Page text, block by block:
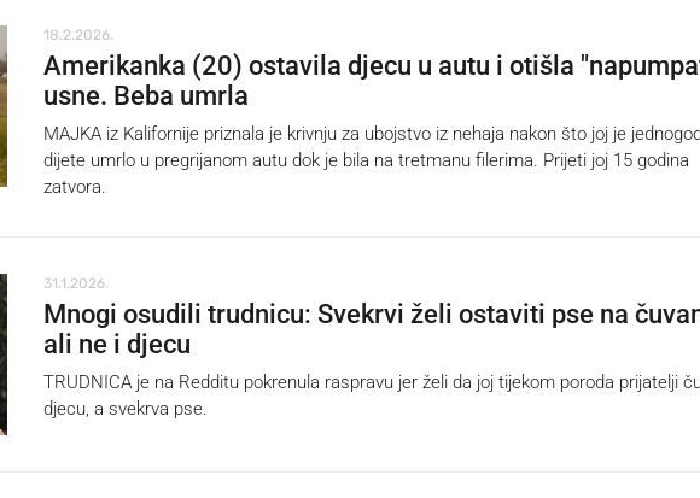
18.2.2026.
Amerikanka (20) ostavila djecu u autu i otišla
usne. Beba umrla
MAJKA iz Kalifornije priznala je krivnju za ubojstvo iz nehaja nakon što joj je
dijete umrlo u pregrijanom autu dok je bila na tretmanu filerima. Prijeti joj 15 godina
zatvora.
31.1.2026.
Mnogi osudili trudnicu: Svekrvi želi ostaviti pse na
ali ne i djecu
TRUDNICA je na Redditu pokrenula raspravu jer želi da joj tijekom poroda prijatelji
djecu, a svekrva pse.